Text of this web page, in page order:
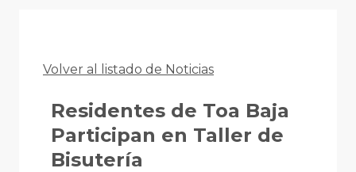
Volver al listado de Noticias
Residentes de Toa Baja
Participan en Taller de
Bisutería